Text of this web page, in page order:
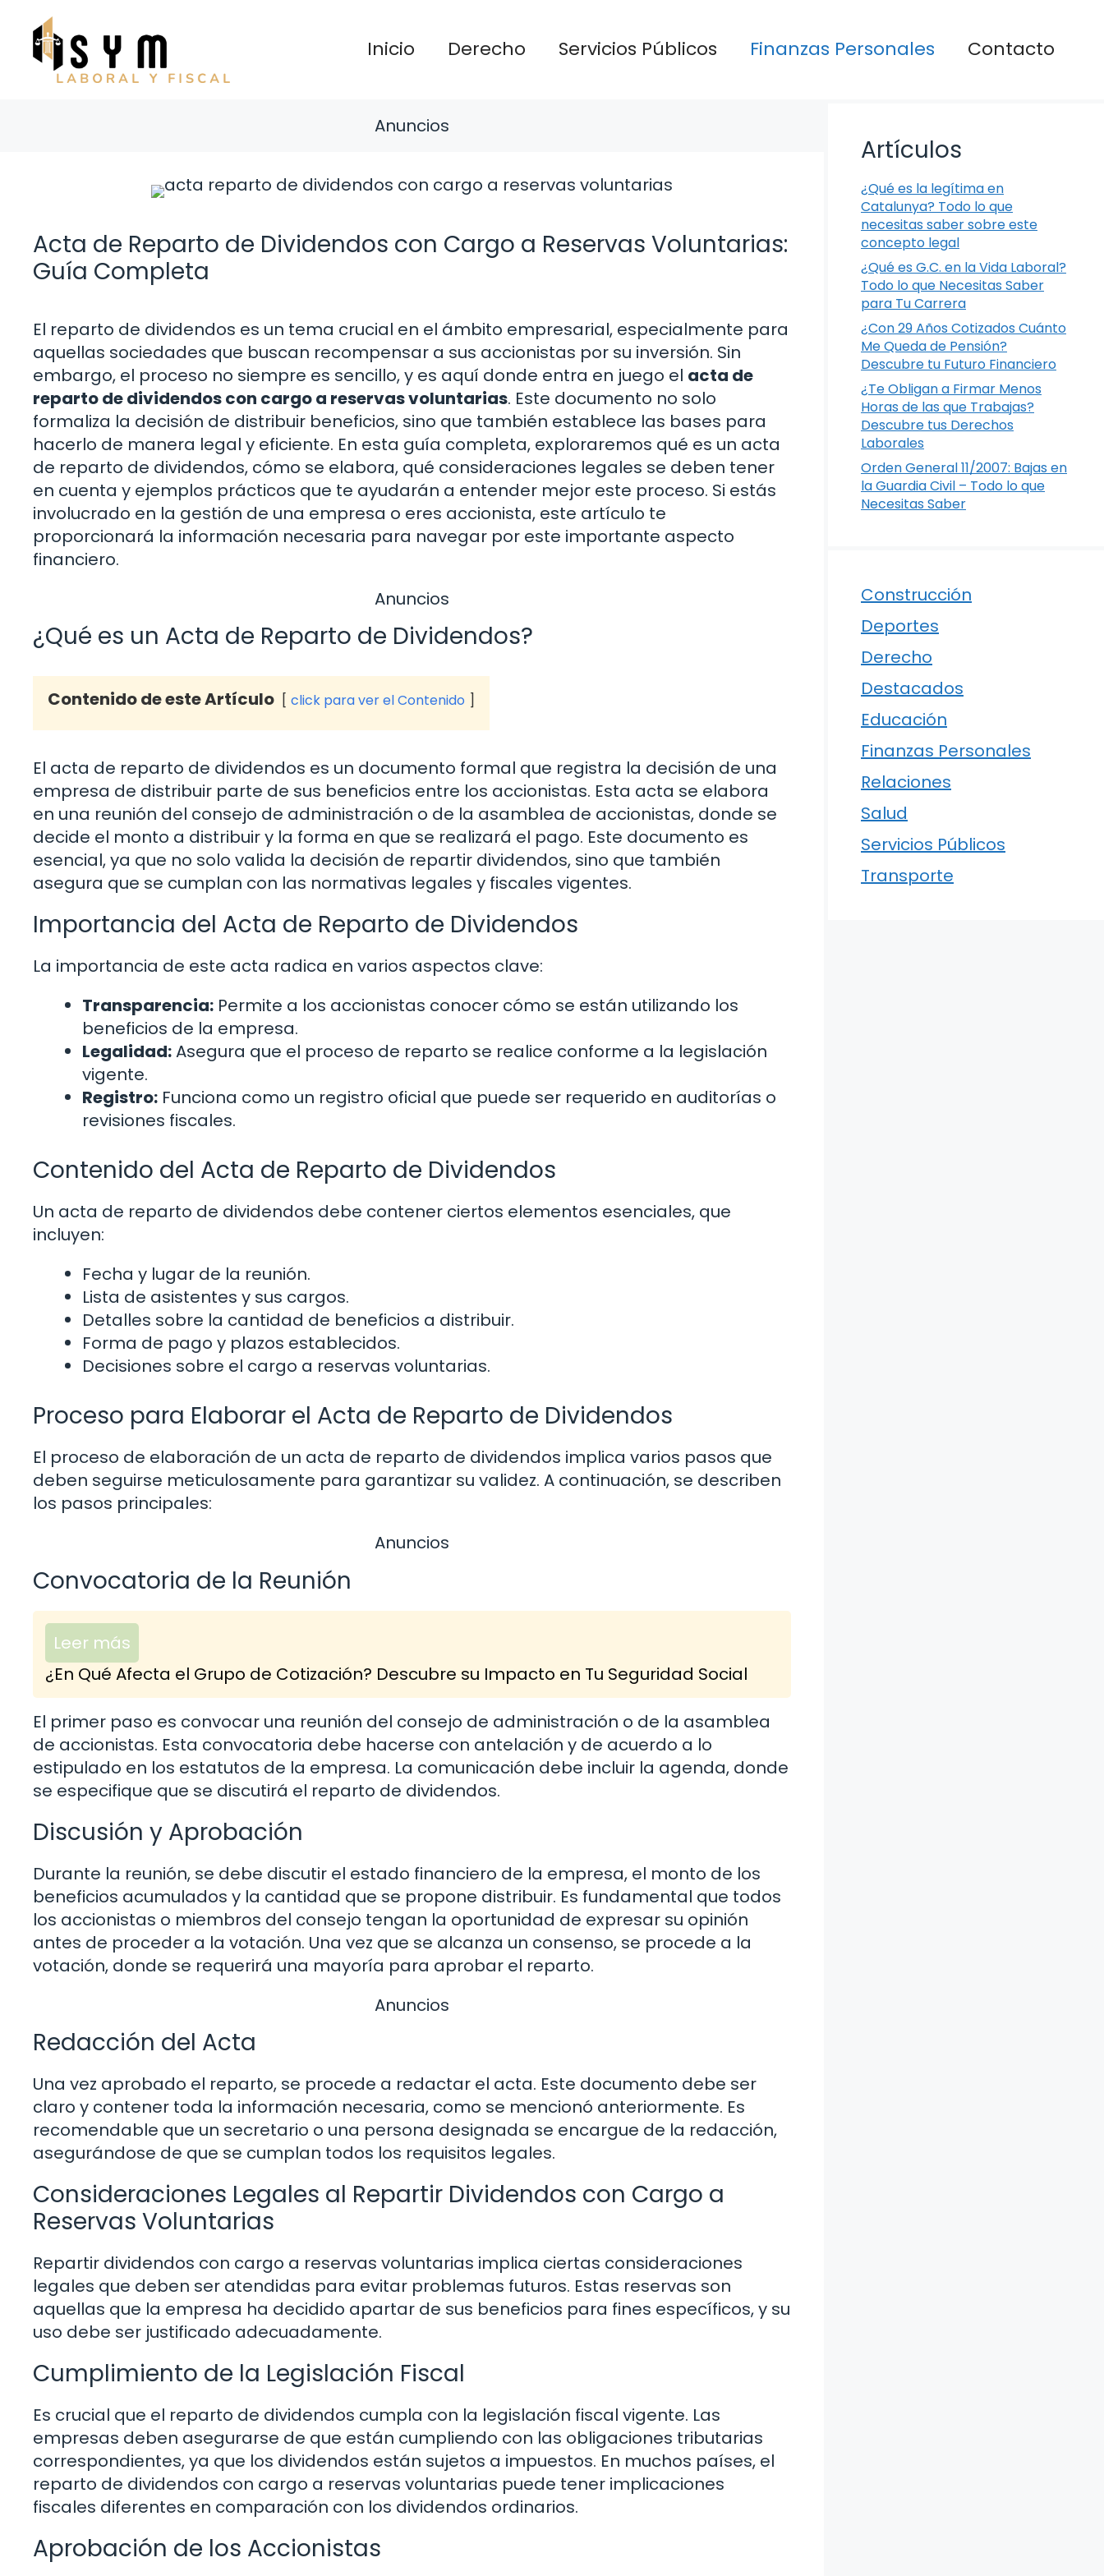
contenido
Inicio Derecho Servicios Públicos Finanzas Personales Contacto
Anuncios
Acta de Reparto de Dividendos con Cargo a Reservas Voluntarias:
Guía Completa
El reparto de dividendos es un tema crucial en el ámbito empresarial, especialmente para
aquellas sociedades que buscan recompensar a sus accionistas por su inversión. Sin
embargo, el proceso no siempre es sencillo, y es aquí donde entra en juego el acta de
reparto de dividendos con cargo a reservas voluntarias. Este documento no solo
formaliza la decisión de distribuir beneficios, sino que también establece las bases para
hacerlo de manera legal y eficiente. En esta guía completa, exploraremos qué es un acta
de reparto de dividendos, cómo se elabora, qué consideraciones legales se deben tener
en cuenta y ejemplos prácticos que te ayudarán a entender mejor este proceso. Si estás
involucrado en la gestión de una empresa o eres accionista, este artículo te
proporcionará la información necesaria para navegar por este importante aspecto
financiero.
Anuncios
¿Qué es un Acta de Reparto de Dividendos?
Contenido de este Artículo click para ver el Contenido
El acta de reparto de dividendos es un documento formal que registra la decisión de una
empresa de distribuir parte de sus beneficios entre los accionistas. Esta acta se elabora
en una reunión del consejo de administración o de la asamblea de accionistas, donde se
decide el monto a distribuir y la forma en que se realizará el pago. Este documento es
esencial, ya que no solo valida la decisión de repartir dividendos, sino que también
asegura que se cumplan con las normativas legales y fiscales vigentes.
Importancia del Acta de Reparto de Dividendos
La importancia de este acta radica en varios aspectos clave:
Transparencia: Permite a los accionistas conocer cómo se están utilizando los
beneficios de la empresa.
Legalidad:Asegura que el proceso de reparto se realice conforme a la legislación
vigente.
Registro: Funciona como un registro oficial que puede ser requerido en auditorías o
revisiones fiscales.
Contenido del Acta de Reparto de Dividendos
Un acta de reparto de dividendos debe contener ciertos elementos esenciales, que
incluyen:
Fecha y lugar de la reunión.
Lista de asistentes y sus cargos.
Detalles sobre la cantidad de beneficios a distribuir.
Forma de pago y plazos establecidos.
Decisiones sobre el cargo a reservas voluntarias.
Proceso para Elaborar el Acta de Reparto de Dividendos
El proceso de elaboración de un acta de reparto de dividendos implica varios pasos que
deben seguirse meticulosamente para garantizar su validez. A continuación, se describen
los pasos principales:
Anuncios
Convocatoria de la Reunión
Leer más
¿En Qué Afecta el Grupo de Cotización? Descubre su Impacto en Tu Seguridad Social
El primer paso es convocar una reunión del consejo de administración o de la asamblea
de accionistas. Esta convocatoria debe hacerse con antelación y de acuerdo a lo
estipulado en los estatutos de la empresa. La comunicación debe incluir la agenda, donde
se especifique que se discutirá el reparto de dividendos.
Discusión y Aprobación
Durante la reunión, se debe discutir el estado financiero de la empresa, el monto de los
beneficios acumulados y la cantidad que se propone distribuir. Es fundamental que todos
los accionistas o miembros del consejo tengan la oportunidad de expresar su opinión
antes de proceder a la votación. Una vez que se alcanza un consenso, se procede a la
votación, donde se requerirá una mayoría para aprobar el reparto.
Anuncios
Redacción del Acta
Una vez aprobado el reparto, se procede a redactar el acta. Este documento debe ser
claro y contener toda la información necesaria, como se mencionó anteriormente. Es
recomendable que un secretario o una persona designada se encargue de la redacción,
asegurándose de que se cumplan todos los requisitos legales.
Consideraciones Legales al Repartir Dividendos con Cargo a
Reservas Voluntarias
Repartir dividendos con cargo a reservas voluntarias implica ciertas consideraciones
legales que deben ser atendidas para evitar problemas futuros. Estas reservas son
aquellas que la empresa ha decidido apartar de sus beneficios para fines específicos, y su
uso debe ser justificado adecuadamente.
Cumplimiento de la Legislación Fiscal
Es crucial que el reparto de dividendos cumpla con la legislación fiscal vigente. Las
empresas deben asegurarse de que están cumpliendo con las obligaciones tributarias
correspondientes, ya que los dividendos están sujetos a impuestos. En muchos países, el
reparto de dividendos con cargo a reservas voluntarias puede tener implicaciones
fiscales diferentes en comparación con los dividendos ordinarios.
Aprobación de los Accionistas
Artículos
¿Qué es la legítima en
Catalunya? Todo lo que
necesitas saber sobre este
concepto legal
¿Qué es G.C. en la Vida Laboral?
Todo lo que Necesitas Saber
para Tu Carrera
¿Con 29 Años Cotizados Cuánto
Me Queda de Pensión?
Descubre tu Futuro Financiero
¿Te Obligan a Firmar Menos
Horas de las que Trabajas?
Descubre tus Derechos
Laborales
Orden General 11/2007: Bajas en
la Guardia Civil – Todo lo que
Necesitas Saber
Construcción
Deportes
Derecho
Destacados
Educación
Finanzas Personales
Relaciones
Salud
Servicios Públicos
Transporte